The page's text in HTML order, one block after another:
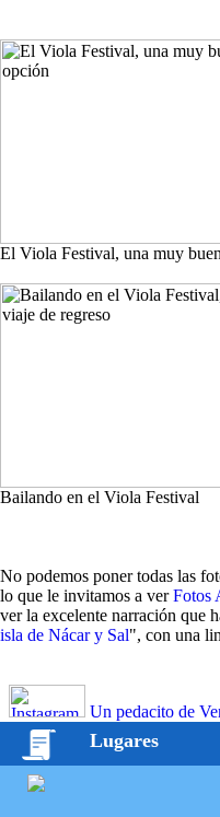
El Viola Festival, una muy
Bailando en el Viola Festival
No podemos poner todas las
lo que le invitamos a verFotos
ver la excelente narración que
isla de Nácar y Sal", con una
Un pedacito de
Lugares